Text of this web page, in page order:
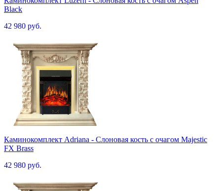
Black
42 980 руб.
Каминокомплект Adriana - Cлоновая кость с очагом Majestic
FX Brass
42 980 руб.